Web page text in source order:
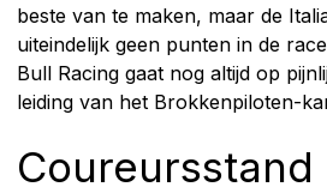
beste van te maken, maar de
uiteindelijk geen punten in de
Bull Racing gaat nog altijd op
leiding van het Brokkenpiloten-
Coureursstand